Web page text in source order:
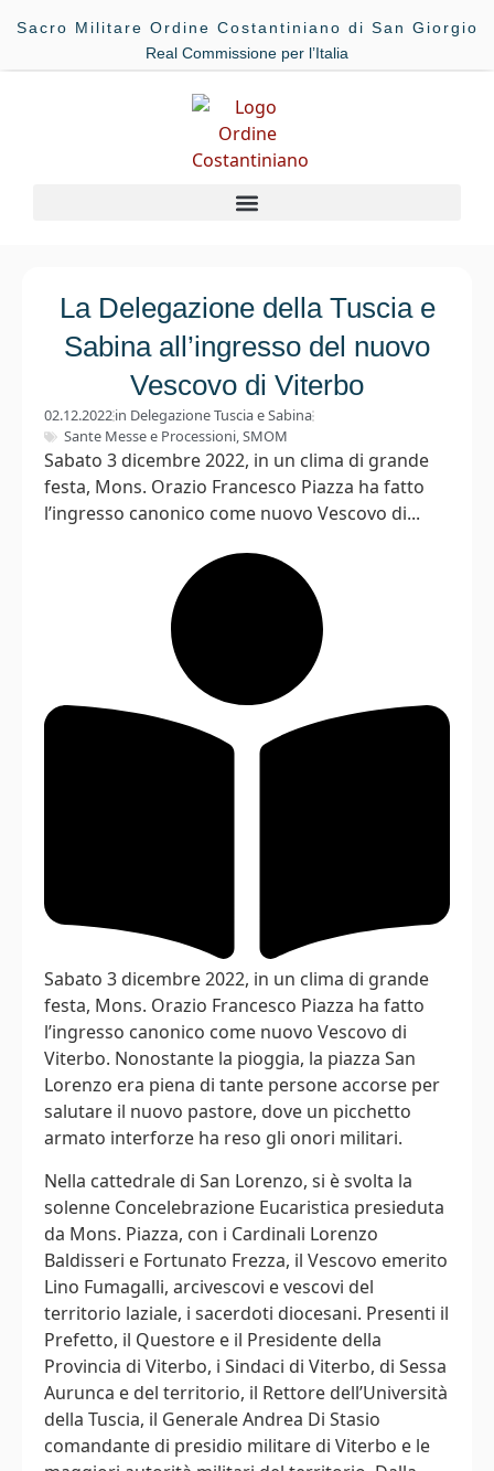
Sacro Militare Ordine Costantiniano di San Giorgio
Real Commissione per l’Italia
La Delegazione della Tuscia e
Sabina all’ingresso del nuovo
Vescovo di Viterbo
02.12.2022in Delegazione Tuscia e Sabina
Sante Messe e Processioni,SMOM
Sabato 3 dicembre 2022, in un clima di grande
festa, Mons. Orazio Francesco Piazza ha fatto
l’ingresso canonico come nuovo Vescovo di...
Sabato 3 dicembre 2022, in un clima di grande
festa, Mons. Orazio Francesco Piazza ha fatto
l’ingresso canonico come nuovo Vescovo di
Viterbo. Nonostante la pioggia, la piazza San
Lorenzo era piena di tante persone accorse per
salutare il nuovo pastore, dove un picchetto
armato interforze ha reso gli onori militari.
Nella cattedrale di San Lorenzo, si è svolta la
solenne Concelebrazione Eucaristica presieduta
da Mons. Piazza, con i Cardinali Lorenzo
Baldisseri e Fortunato Frezza, il Vescovo emerito
Lino Fumagalli, arcivescovi e vescovi del
territorio laziale, i sacerdoti diocesani. Presenti il
Prefetto, il Questore e il Presidente della
Provincia di Viterbo, i Sindaci di Viterbo, di Sessa
Aurunca e del territorio, il Rettore dell’Università
della Tuscia, il Generale Andrea Di Stasio
comandante di presidio militare di Viterbo e le